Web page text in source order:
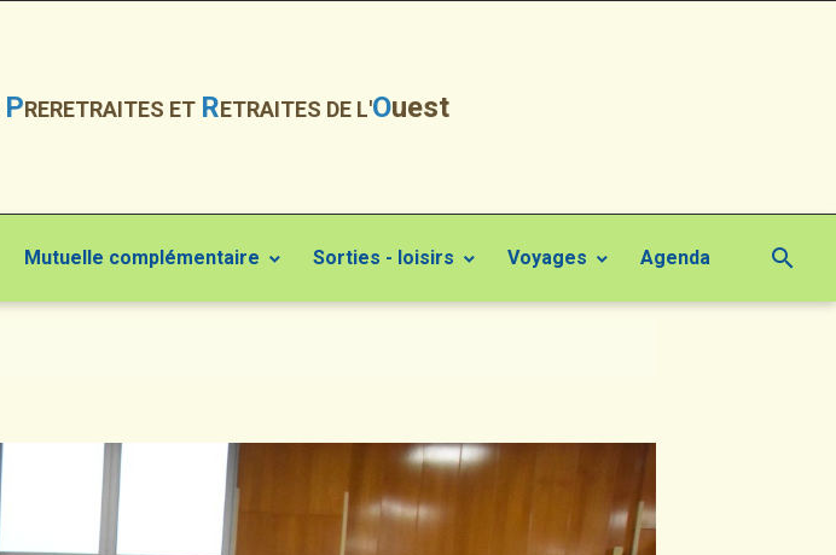
PRERETRAITES ET RETRAITES DE L'Ouest
Mutuelle complémentaire Sorties - loisirs Voyages Agenda